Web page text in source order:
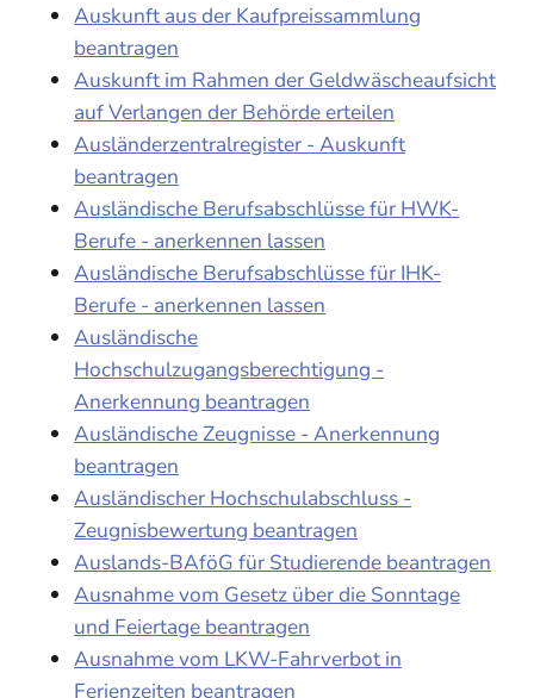
Auskunft aus der Kaufpreissammlung
beantragen
Auskunft im Rahmen der Geldwäscheaufsicht
auf Verlangen der Behörde erteilen
Ausländerzentralregister - Auskunft
beantragen
Ausländische Berufsabschlüsse für HWK-
Berufe - anerkennen lassen
Ausländische Berufsabschlüsse für IHK-
Berufe - anerkennen lassen
Ausländische
Hochschulzugangsberechtigung -
Anerkennung beantragen
Ausländische Zeugnisse - Anerkennung
beantragen
Ausländischer Hochschulabschluss -
Zeugnisbewertung beantragen
Auslands-BAföG für Studierende beantragen
Ausnahme vom Gesetz über die Sonntage
und Feiertage beantragen
Ausnahme vom LKW-Fahrverbot in
Ferienzeiten beantragen